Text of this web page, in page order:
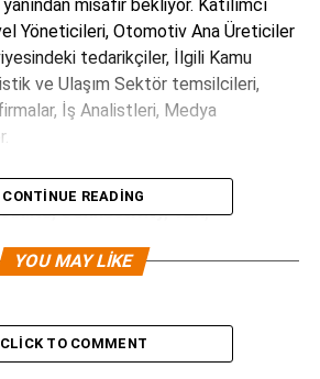
misafir bekliyor. Katılımcı
Yöneticileri, Otomotiv Ana Üreticiler
tedarikçiler, İlgili Kamu
ve Ulaşım Sektör temsilcileri,
İş Analistleri, Medya
alanında uzman
Connectivity, V2X,
konunun ele alınmasını hedefliyor.
Sergi Alanı Sahibiyle birlikte nitelikli
katılımcılara keyifli ve
CONTINUE READING
YOU MAY LIKE
CLICK TO COMMENT